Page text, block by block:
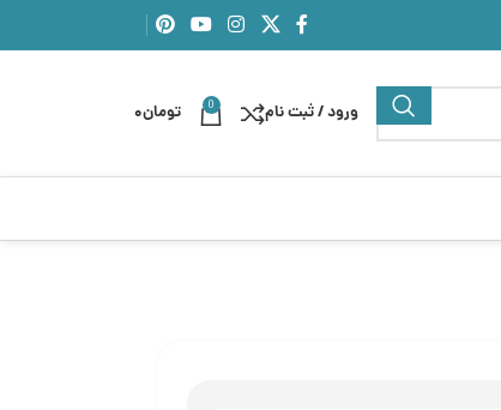
ورود / ثبت نام 0 تومان0